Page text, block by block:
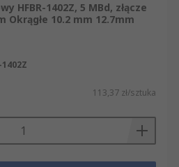
HFBR-1402Z, 5 MBd, złącze
Okrągłe 10.2 mm 12.7mm
1402Z
113,37 zł/sztuka